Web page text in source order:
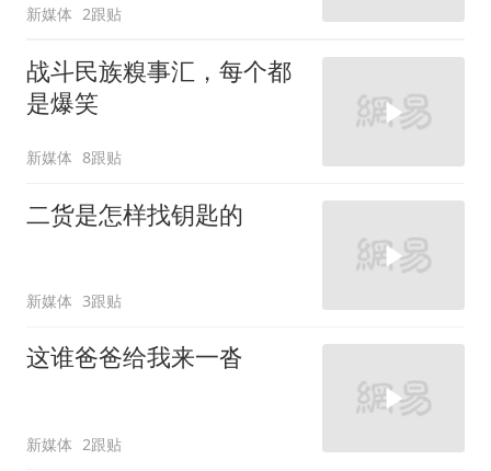
新媒体 2跟贴
战斗民族糗事汇，每个都
是爆笑
新媒体 8跟贴
二货是怎样找钥匙的
新媒体 3跟贴
这谁爸爸给我来一沓
新媒体 2跟贴